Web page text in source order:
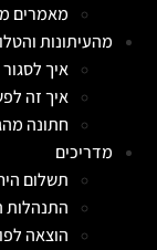
מאמרים
מהעיתונות
איך
איך זה
חתונה
מדריכים
תשלום
התנהלות
הוצאה